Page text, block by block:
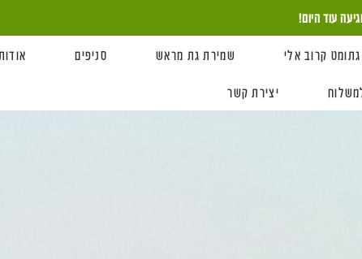
גתומט קרוב אלי שמירת גת מראש סניפים
יצירת קשר